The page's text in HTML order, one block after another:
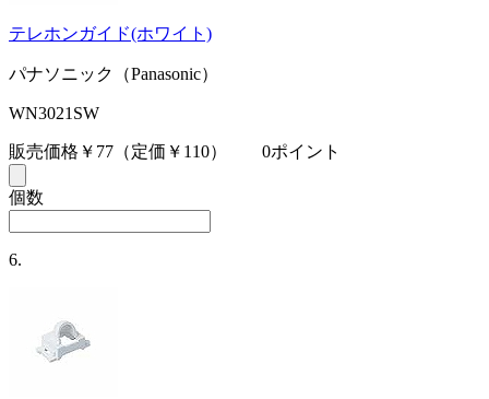
テレホンガイド(ホワイト)
パナソニック（Panasonic）
WN3021SW
販売価格￥77 （定価￥110） 0ポイント
個数
6.